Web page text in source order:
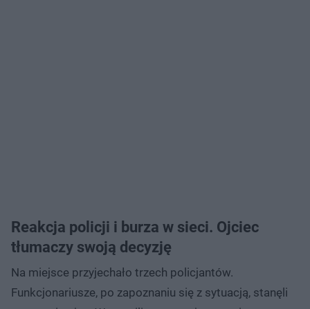
Reakcja policji i burza w sieci. Ojciec
tłumaczy swoją decyzję
Na miejsce przyjechało trzech policjantów.
Funkcjonariusze, po zapoznaniu się z sytuacją, stanęli